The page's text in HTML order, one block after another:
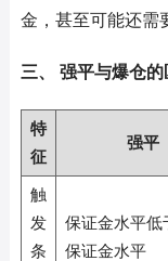
金，甚至可能还需
三、 强平与爆仓的
特
征
强平
触
发
条
保证金水平低
保证金水平